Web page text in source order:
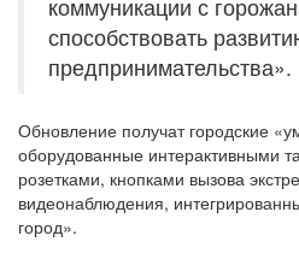
коммуникации с
способствовать
предпринимательства».
Обновление получат городские
оборудованные интерактивными
розетками, кнопками вызова
видеонаблюдения,
город».